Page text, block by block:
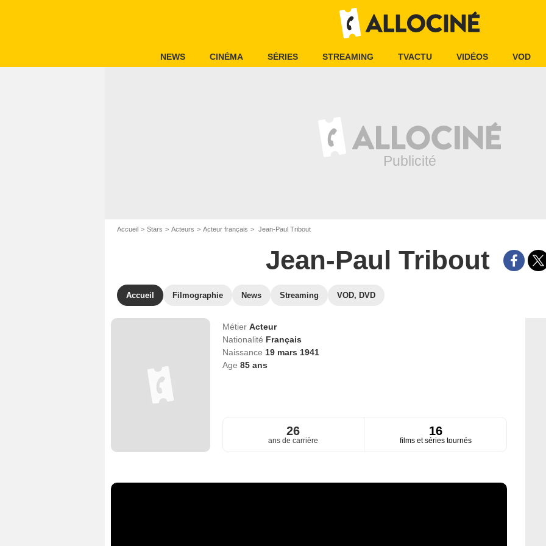
NEWS CINÉMA SÉRIES STREAMING TVACTU VIDÉOS VOD
Accueil Stars Acteurs Acteur français Jean-Paul Tribout
Jean-Paul Tribout
Accueil Filmographie News Streaming VOD, DVD
Métier Acteur
Nationalité Français
Naissance 19 mars 1941
Age 85ans
26
ans de carrière
16
films et séries tournés